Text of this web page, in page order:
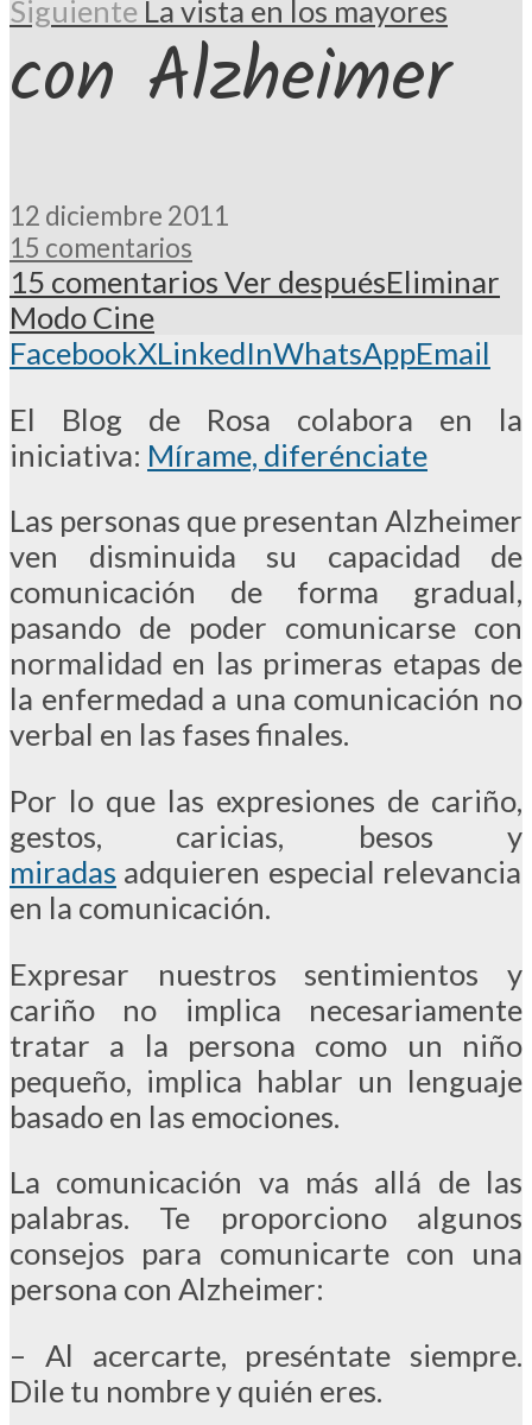
Siguiente La vista en los mayores
con Alzheimer
12 diciembre 2011
15 comentarios
15 comentarios Ver despuésEliminar
Modo Cine
FacebookXLinkedInWhatsAppEmail
El Blog de Rosa colabora en la
iniciativa: Mírame, diferénciate
Las personas que presentan Alzheimer
ven disminuida su capacidad de
comunicación de forma gradual,
pasando de poder comunicarse con
normalidad en las primeras etapas de
la enfermedad a una comunicación no
verbal en las fases finales.
Por lo que las expresiones de cariño,
gestos, caricias, besos y
miradas adquieren especial relevancia
en la comunicación.
Expresar nuestros sentimientos y
cariño no implica necesariamente
tratar a la persona como un niño
pequeño, implica hablar un lenguaje
basado en las emociones.
La comunicación va más allá de las
palabras. Te proporciono algunos
consejos para comunicarte con una
persona con Alzheimer:
– Al acercarte, preséntate siempre.
Dile tu nombre y quién eres.